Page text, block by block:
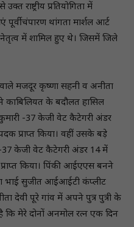
राष्ट्रीय प्रतियोगिता में
पूर्वी चंपारण थांगता मार्शल आर्ट
में शामिल हुए थे। जिसमें जिले
मजदूर कृष्णा सहनी व अनीता
काबिलियत के बदौलत हासिल
-37 केजी वेट कैटेगरी अंडर
प्राप्त किया। वहीं उसके बड़े
37 केजी वेट कैटेगरी अंडर 14 में
किया। पिंकी आईएएस बनने
भाई सुजीत आईआईटी कंप्लीट
देवी पूरे गांव में अपने पुत्र पुत्री के
कि मेरे दोनों अनमोल रत्न एक दिन